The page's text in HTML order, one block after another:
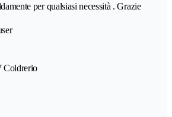
per qualsiasi necessità . Grazie
Coldrerio